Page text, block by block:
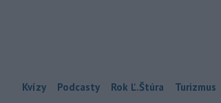
Kvízy Podcasty Rok Ľ.Štúra Turizmus